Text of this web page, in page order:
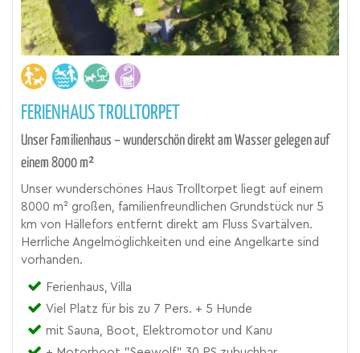
FERIENHAUS TROLLTORPET
Unser Familienhaus – wunderschön direkt am Wasser gelegen auf
einem 8000 m²
Unser wunderschönes Haus Trolltorpet liegt auf einem
8000 m² großen, familienfreundlichen Grundstück nur 5
km von Hällefors entfernt direkt am Fluss Svartälven.
Herrliche Angelmöglichkeiten und eine Angelkarte sind
vorhanden.
Ferienhaus, Villa
Viel Platz für bis zu 7 Pers. + 5 Hunde
mit Sauna, Boot, Elektromotor und Kanu